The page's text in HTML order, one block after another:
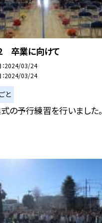
卒業に向けて
2024/03/24
2024/03/24
と
の予行練習を行いました。